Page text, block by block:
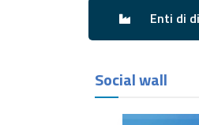
Enti di
Social wall